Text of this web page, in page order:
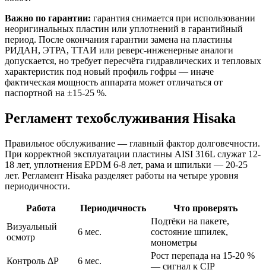
Важно по гарантии: гарантия снимается при использовании
неоригинальных пластин или уплотнений в гарантийный
период. После окончания гарантии замена на пластины
РИДАН, ЭТРА, ТТАИ или реверс-инженерные аналоги
допускается, но требует пересчёта гидравлических и тепловых
характеристик под новый профиль гофры — иначе
фактическая мощность аппарата может отличаться от
паспортной на ±15-25 %.
Регламент техобслуживания Hisaka
Правильное обслуживание — главный фактор долговечности.
При корректной эксплуатации пластины AISI 316L служат 12-
18 лет, уплотнения EPDM 6-8 лет, рама и шпильки — 20-25
лет. Регламент Hisaka разделяет работы на четыре уровня
периодичности.
Работа Периодичность
Что проверять
Визуальный
осмотр
6 мес.
Подтёки на пакете,
состояние шпилек,
монометры
Контроль ΔP
6 мес.
Рост перепада на 15-20 %
— сигнал к CIP